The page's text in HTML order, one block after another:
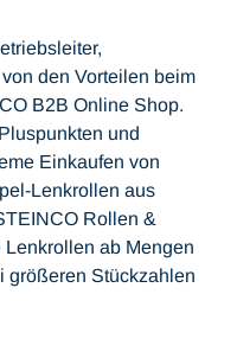
den Vorteilen beim
B2B Online Shop.
und
Einkaufen von
Lenkrollen aus
Rollen &
ab Mengen
größeren Stückzahlen